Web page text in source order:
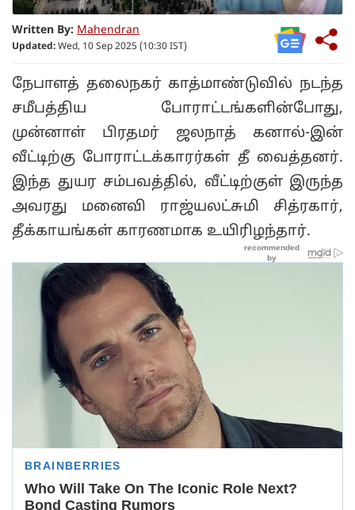
Written By: Mahendran
Updated: Wed, 10 Sep 2025 (10:30 IST)
நேபாளத் தலைநகர் காத்மாண்டுவில் நடந்த
சமீபத்திய போராட்டங்களின்போது,
முன்னாள் பிரதமர் ஜலநாத் கனால்-இன்
வீட்டிற்கு போராட்டக்காரர்கள் தீ வைத்தனர்.
இந்த துயர சம்பவத்தில், வீட்டிற்குள் இருந்த
அவரது மனைவி ராஜ்யலட்சுமி சித்ரகார்,
தீக்காயங்கள் காரணமாக உயிரிழந்தார்.